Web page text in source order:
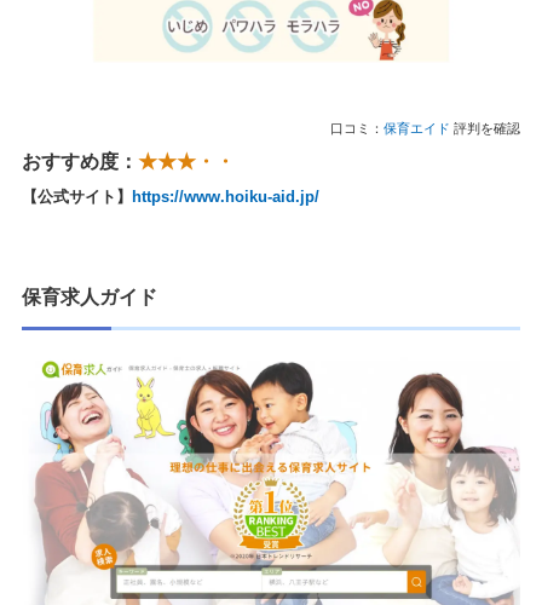
口コミ： 保育エイド 評判を確認
おすすめ度： ★★★・・
【公式サイト】 https://www.hoiku-aid.jp/
保育求人ガイド